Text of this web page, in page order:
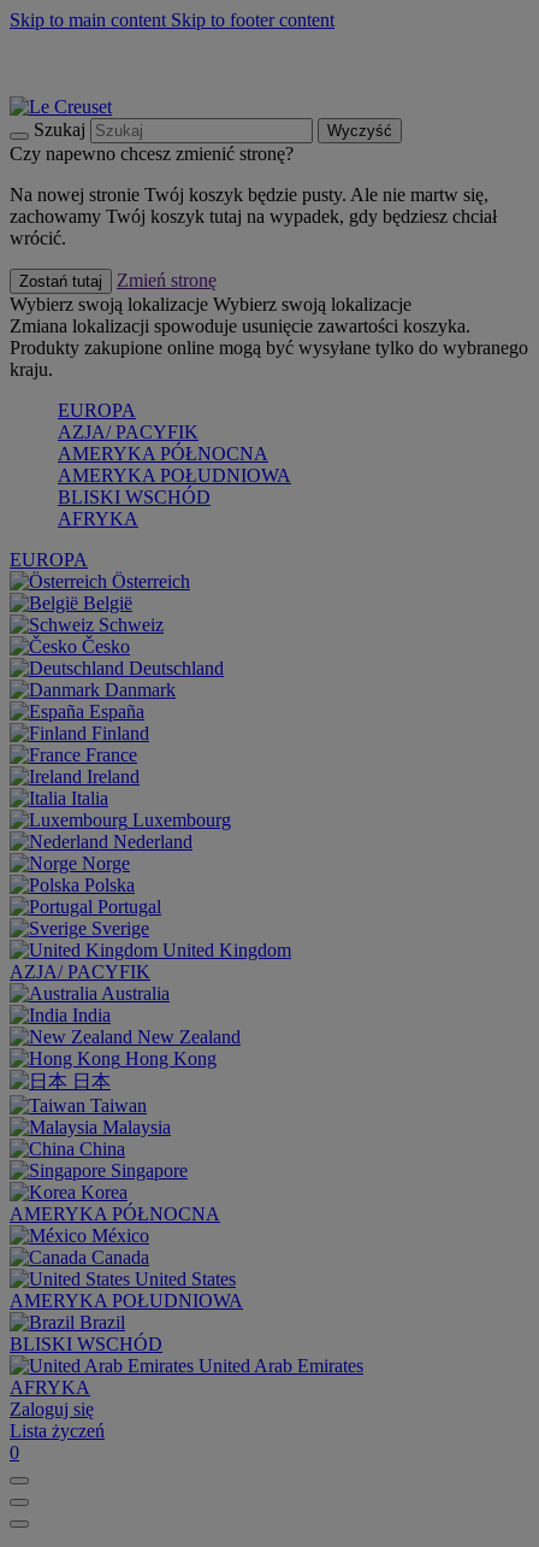
Skip to main content Skip to footer content
Szukaj Wyczyść
Czy napewno chcesz zmienić stronę?
Na nowej stronie Twój koszyk będzie pusty. Ale nie martw się,
zachowamy Twój koszyk tutaj na wypadek, gdy będziesz chciał
wrócić.
Zostań tutaj
Zmień stronę
Wybierz swoją lokalizacje Wybierz swoją lokalizacje
Zmiana lokalizacji spowoduje usunięcie zawartości koszyka.
Produkty zakupione online mogą być wysyłane tylko do wybranego
kraju.
EUROPA
AZJA/ PACYFIK
AMERYKA PÓŁNOCNA
AMERYKA POŁUDNIOWA
BLISKI WSCHÓD
AFRYKA
EUROPA
Österreich
België
Schweiz
Česko
Deutschland
Danmark
España
Finland
France
Ireland
Italia
Luxembourg
Nederland
Norge
Polska
Portugal
Sverige
United Kingdom
AZJA/ PACYFIK
Australia
India
New Zealand
Hong Kong
日本
Taiwan
Malaysia
China
Singapore
Korea
AMERYKA PÓŁNOCNA
México
Canada
United States
AMERYKA POŁUDNIOWA
Brazil
BLISKI WSCHÓD
United Arab Emirates
AFRYKA
Zaloguj się
Lista życzeń
0